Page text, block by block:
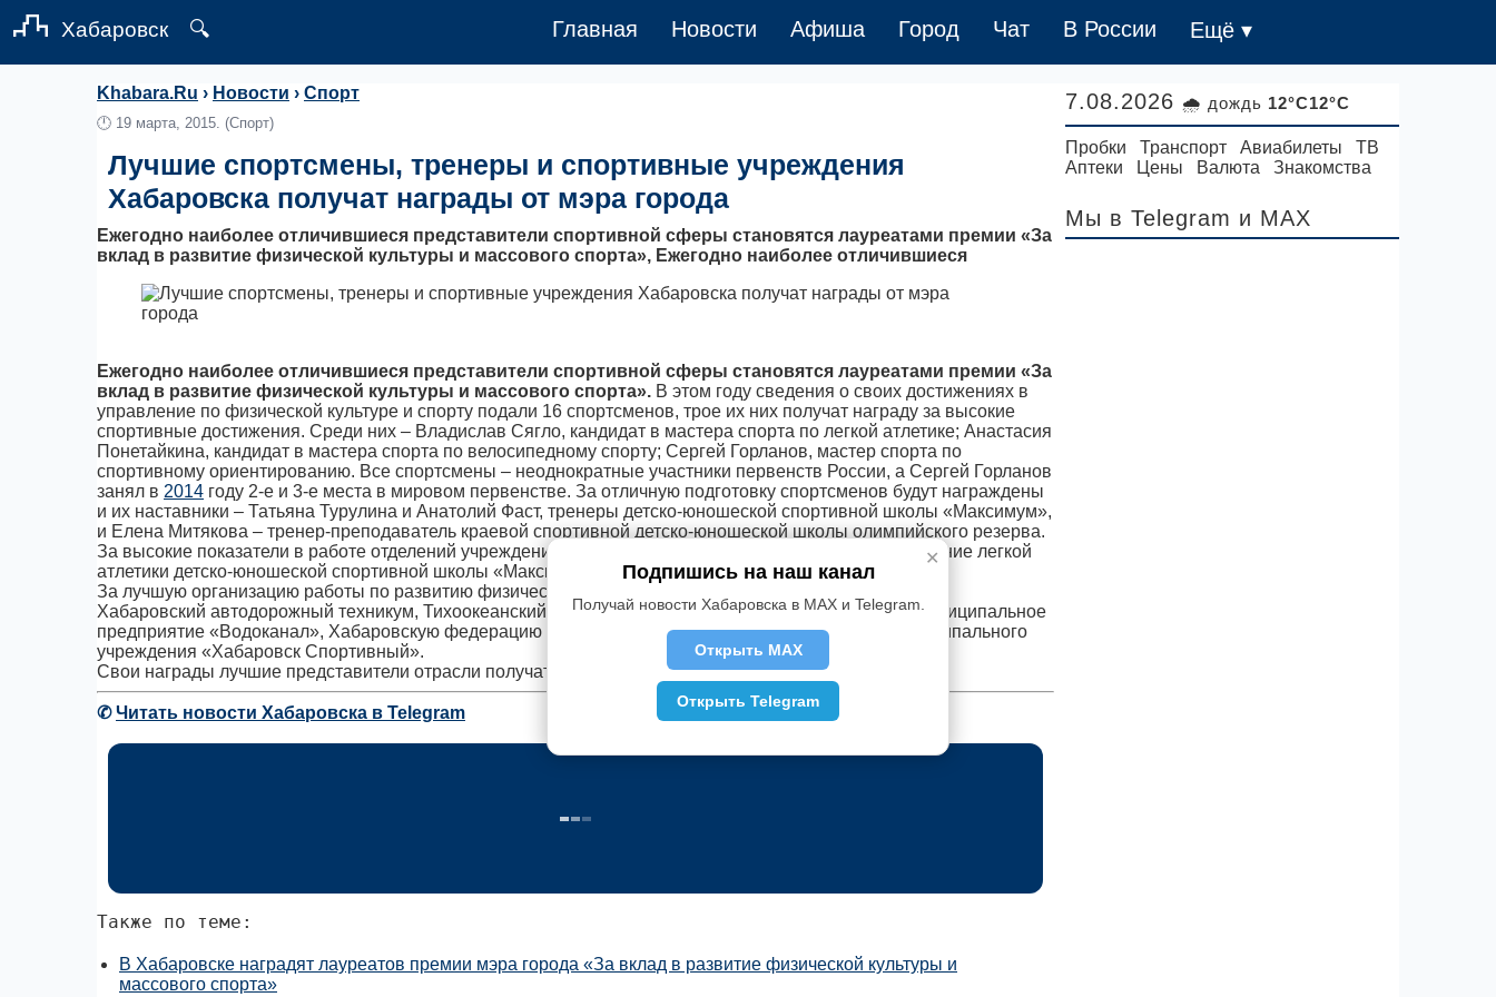
Хабаровск 🔍 Главная Новости Афиша Город Чат В России Ещё ▾
Khabara.Ru › Новости › Спорт
🕛 19 марта, 2015. (Спорт)
Лучшие спортсмены, тренеры и спортивные учреждения
Хабаровска получат награды от мэра города
Ежегодно наиболее отличившиеся представители спортивной сферы становятся лауреатами премии «За
вклад в развитие физической культуры и массового спорта», Ежегодно наиболее отличившиеся
Ежегодно наиболее отличившиеся представители спортивной сферы становятся лауреатами премии «За
вклад в развитие физической культуры и массового спорта». В этом году сведения о своих достижениях в
управление по физической культуре и спорту подали 16 спортсменов, трое их них получат награду за высокие
спортивные достижения. Среди них – Владислав Сягло, кандидат в мастера спорта по легкой атлетике; Анастасия
Понетайкина, кандидат в мастера спорта по велосипедному спорту; Сергей Горланов, мастер спорта по
спортивному ориентированию. Все спортсмены – неоднократные участники первенств России, а Сергей Горланов
занял в 2014 году 2-е и 3-е места в мировом первенстве. За отличную подготовку спортсменов будут награждены
и их наставники – Татьяна Турулина и Анатолий Фаст, тренеры детско-юношеской спортивной школы «Максимум»,
и Елена Митякова – тренер-преподаватель краевой спортивной детско-юношеской школы олимпийского резерва.
За высокие показатели в работе отделений учреждений спортивной направленности наградят отделение легкой
атлетики детско-юношеской спортивной школы «Максимум».
За лучшую организацию работы по развитию физической культуры и массового спорта отметят также
Хабаровский автодорожный техникум, Тихоокеанский государственный университет, школу № 30, муниципальное
предприятие «Водоканал», Хабаровскую федерацию футбола, а также инструктора-методиста муниципального
учреждения «Хабаровск Спортивный».
Свои награды лучшие представители отрасли получат накануне Дня города.
✆Читать новости Хабаровска в Telegram
Также по теме:
В Хабаровске наградят лауреатов премии мэра города «За вклад в развитие физической культуры и
массового спорта»
✕
Подпишись на наш канал
Получай новости Хабаровска в MAX и Telegram.
Открыть MAX
Открыть Telegram
7.08.2026 🌧 дождь 12°C12°C
Пробки Транспорт Авиабилеты
ТВ
Аптеки
Цены Валюта Знакомства
Мы в Telegram и MAX